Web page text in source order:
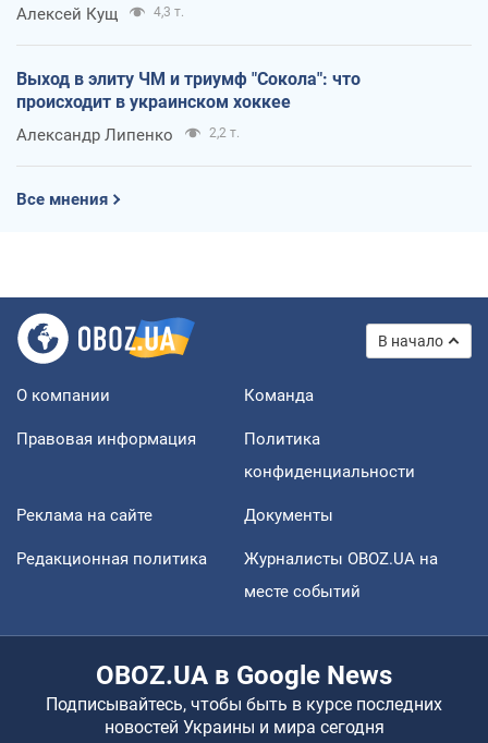
Алексей Кущ 4,3 т.
Выход в элиту ЧМ и триумф "Сокола": что
происходит в украинском хоккее
Александр Липенко 2,2 т.
Все мнения
В начало
О компании Команда
Правовая информация
Политика
конфиденциальности
Реклама на сайте Документы
Редакционная политика
Журналисты OBOZ.UA на
месте событий
OBOZ.UA в Google News
Подписывайтесь, чтобы быть в курсе последних
новостей Украины и мира сегодня